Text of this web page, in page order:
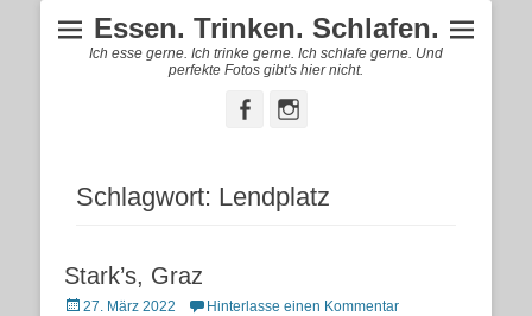
Essen. Trinken. Schlafen.
Ich esse gerne. Ich trinke gerne. Ich schlafe gerne. Und
perfekte Fotos gibt's hier nicht.
FacebookInstagram
Schlagwort: Lendplatz
Stark’s, Graz
Posted27. März 2022 Hinterlasse einen Kommentar